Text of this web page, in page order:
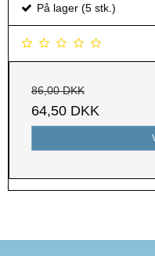
På lager (5 stk.)
86,00 DKK
64,50 DKK